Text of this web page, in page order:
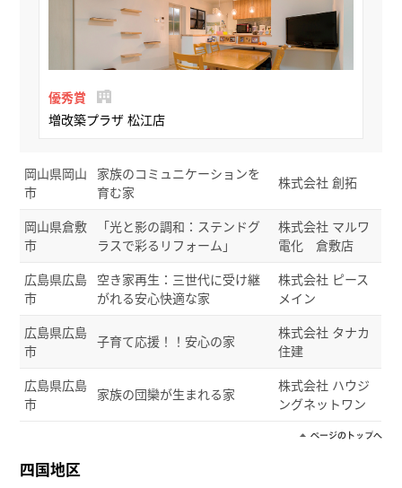
優秀賞
増改築プラザ 松江店
岡山県岡山
市
家族のコミュニケーションを
育む家
株式会社 創拓
岡山県倉敷
市
「光と影の調和：ステンドグ
ラスで彩るリフォーム」
株式会社 マルワ
電化 倉敷店
広島県広島
市
空き家再生：三世代に受け継
がれる安心快適な家
株式会社 ピース
メイン
広島県広島
市
子育て応援！！安心の家
株式会社 タナカ
住建
広島県広島
市
家族の団欒が生まれる家
株式会社 ハウジ
ングネットワン
四国地区